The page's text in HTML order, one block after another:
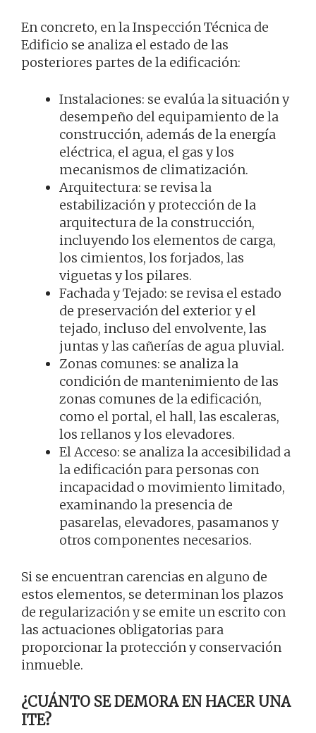
En concreto, en la Inspección Técnica de
Edificio se analiza el estado de las
posteriores partes de la edificación:
Instalaciones: se evalúa la situación y
desempeño del equipamiento de la
construcción, además de la energía
eléctrica, el agua, el gas y los
mecanismos de climatización.
Arquitectura: se revisa la
estabilización y protección de la
arquitectura de la construcción,
incluyendo los elementos de carga,
los cimientos, los forjados, las
viguetas y los pilares.
Fachada y Tejado: se revisa el estado
de preservación del exterior y el
tejado, incluso del envolvente, las
juntas y las cañerías de agua pluvial.
Zonas comunes: se analiza la
condición de mantenimiento de las
zonas comunes de la edificación,
como el portal, el hall, las escaleras,
los rellanos y los elevadores.
El Acceso: se analiza la accesibilidad a
la edificación para personas con
incapacidad o movimiento limitado,
examinando la presencia de
pasarelas, elevadores, pasamanos y
otros componentes necesarios.
Si se encuentran carencias en alguno de
estos elementos, se determinan los plazos
de regularización y se emite un escrito con
las actuaciones obligatorias para
proporcionar la protección y conservación
inmueble.
¿CUÁNTO SE DEMORA EN HACER UNA
ITE?